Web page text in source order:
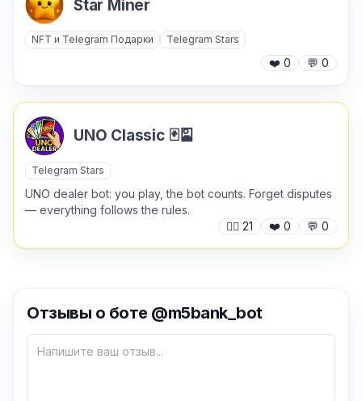
Как добавить бота?
Star Miner
NFT и Telegram Подарки Telegram Stars
❤️ 0 💬 0
UNO Classic 🃏🎴
Telegram Stars
UNO dealer bot: you play, the bot counts. Forget disputes
— everything follows the rules.
🙍‍♂️ 21 ❤️ 0 💬 0
Отзывы о боте @m5bank_bot